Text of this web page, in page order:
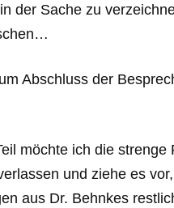
der Sache zu
Abschluss der
möchte ich die
und ziehe es
aus Dr. Behnkes